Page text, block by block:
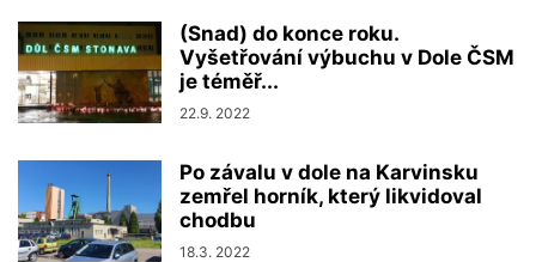
(Snad) do konce roku.
Vyšetřování výbuchu v Dole ČSM
je téměř...
22.9. 2022
Po závalu v dole na Karvinsku
zemřel horník, který likvidoval
chodbu
18.3. 2022